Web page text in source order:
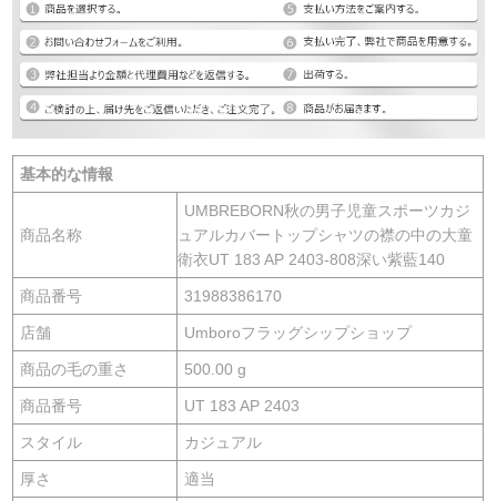
基本的な情報
商品名称
UMBREBORN秋の男子児童スポーツカジ
ュアルカバートップシャツの襟の中の大童
衛衣UT 183 AP 2403-808深い紫藍140
商品番号 31988386170
店舗 Umboroフラッグシップショップ
商品の毛の重さ 500.00 g
商品番号 UT 183 AP 2403
スタイル カジュアル
厚さ 適当